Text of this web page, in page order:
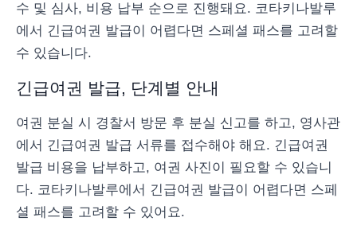
수 및 심사, 비용 납부 순으로 진행돼요. 코타키나발루
에서 긴급여권 발급이 어렵다면 스페셜 패스를 고려할
수 있습니다.
긴급여권 발급, 단계별 안내
여권 분실 시 경찰서 방문 후 분실 신고를 하고, 영사관
에서 긴급여권 발급 서류를 접수해야 해요. 긴급여권
발급 비용을 납부하고, 여권 사진이 필요할 수 있습니
다. 코타키나발루에서 긴급여권 발급이 어렵다면 스페
셜 패스를 고려할 수 있어요.